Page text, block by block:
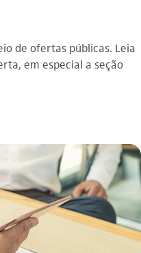
de ofertas públicas. Leia
em especial a seção